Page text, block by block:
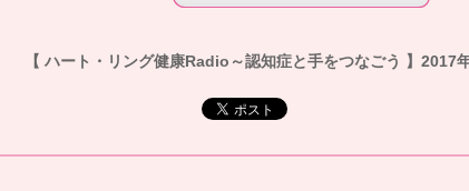
【 ハート・リング健康Radio～認知症と手をつなごう 】2017